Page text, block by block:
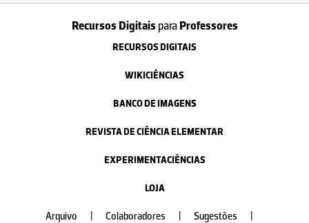
Recursos Digitais paraProfessores
RECURSOS DIGITAIS
WIKICIÊNCIAS
BANCO DE IMAGENS
REVISTA DE CIÊNCIA ELEMENTAR
EXPERIMENTACIÊNCIAS
LOJA
Arquivo Colaboradores Sugestões